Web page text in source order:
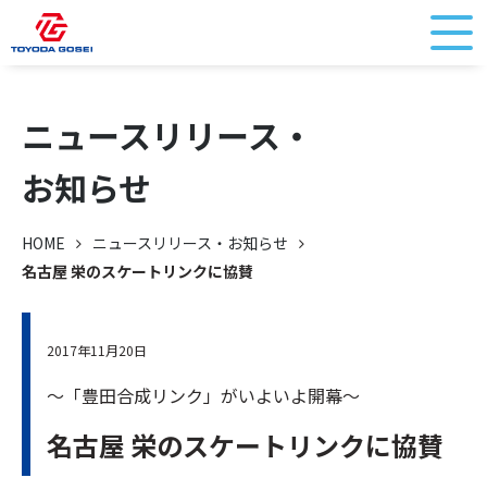
ニュースリリース・
お知らせ
HOME
ニュースリリース・お知らせ
名古屋 栄のスケートリンクに協賛
2017年11月20日
～「豊田合成リンク」がいよいよ開幕～
名古屋 栄のスケートリンクに協賛